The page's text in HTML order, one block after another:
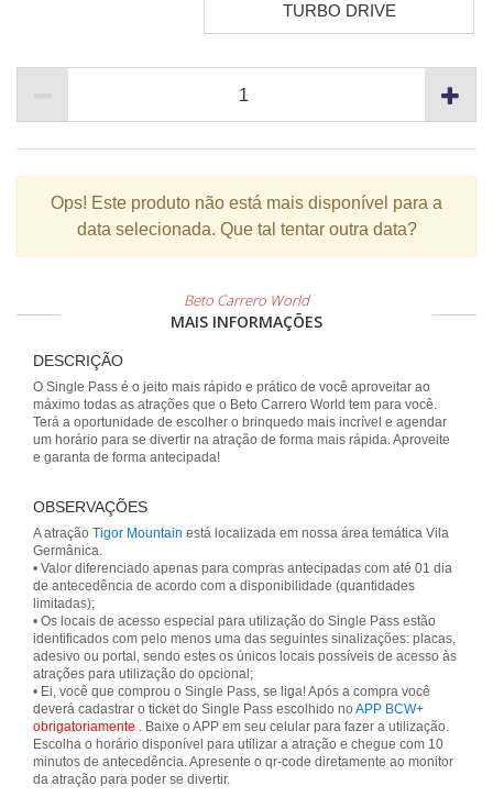
TURBO DRIVE
Ops! Este produto não está mais disponível para a
data selecionada. Que tal tentar outra data?
Beto Carrero World
MAIS INFORMAÇÕES
DESCRIÇÃO
O Single Pass é o jeito mais rápido e prático de você aproveitar ao
máximo todas as atrações que o Beto Carrero World tem para você.
Terá a oportunidade de escolher o brinquedo mais incrível e agendar
um horário para se divertir na atração de forma mais rápida. Aproveite
e garanta de forma antecipada!
OBSERVAÇÕES
A atração Tigor Mountain está localizada em nossa área temática Vila
Germânica.
• Valor diferenciado apenas para compras antecipadas com até 01 dia
de antecedência de acordo com a disponibilidade (quantidades
limitadas);
• Os locais de acesso especial para utilização do Single Pass estão
identificados com pelo menos uma das seguintes sinalizações: placas,
adesivo ou portal, sendo estes os únicos locais possíveis de acesso às
atrações para utilização do opcional;
• Ei, você que comprou o Single Pass, se liga! Após a compra você
deverá cadastrar o ticket do Single Pass escolhido no APP BCW+
obrigatoriamente . Baixe o APP em seu celular para fazer a utilização.
Escolha o horário disponível para utilizar a atração e chegue com 10
minutos de antecedência. Apresente o qr-code diretamente ao monitor
da atração para poder se divertir.